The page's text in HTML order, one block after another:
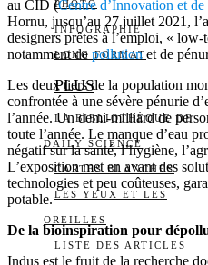
PHOTO
INFOGRAPHIE
LONG FORMAT
PLUS
LA BIBLIOTHÈQUE DE
DAILY SCIENCE
CARTES BLANCHES
LES YEUX ET LES
OREILLES
LISTE DES ARTICLES
au CID (Centre d’Innovation et
Hornu, jusqu’au 27 juillet 2021,
designers prêtes à l’emploi, «
notamment de pollutionet de
Les deux tiers de la population
confrontée à une sévère pénurie
l’année. Un demi-milliard de
toute l’année. Le manque d’eau
négatif sur la santé, l’hygiène,
L’exposition met en avant des
technologies et peu coûteuses,
potable.
De la bioinspiration pour
Indus est le fruit de la recherche